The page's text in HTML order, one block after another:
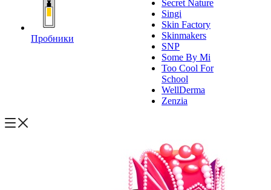
Пробники
Secret Nature
Singi
Skin Factory
Skinmakers
SNP
Some By Mi
Too Cool For
School
WellDerma
Zenzia